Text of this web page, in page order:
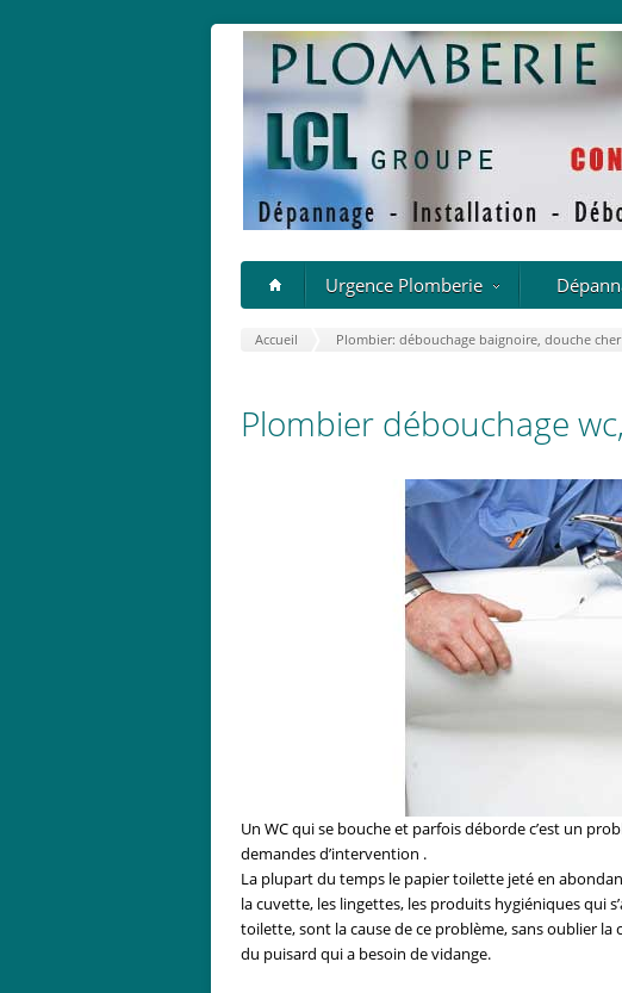
Urgence Plomberie
Accueil Plombier: débouchage baignoire, douche cher
Plombier débouchage
Un WC qui se bouche et parfois déborde c’est un
demandes d’intervention .
La plupart du temps le papier toilette jeté en
la cuvette, les lingettes, les produits hygiéniques qui
toilette, sont la cause de ce problème, sans oublier
du puisard qui a besoin de vidange.